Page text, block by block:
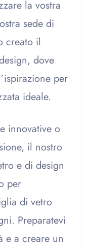
la vostra
sede di
creato il
dove
per
ideale.
innovative o
il nostro
e di design
per
di vetro
Preparatevi
e a creare un